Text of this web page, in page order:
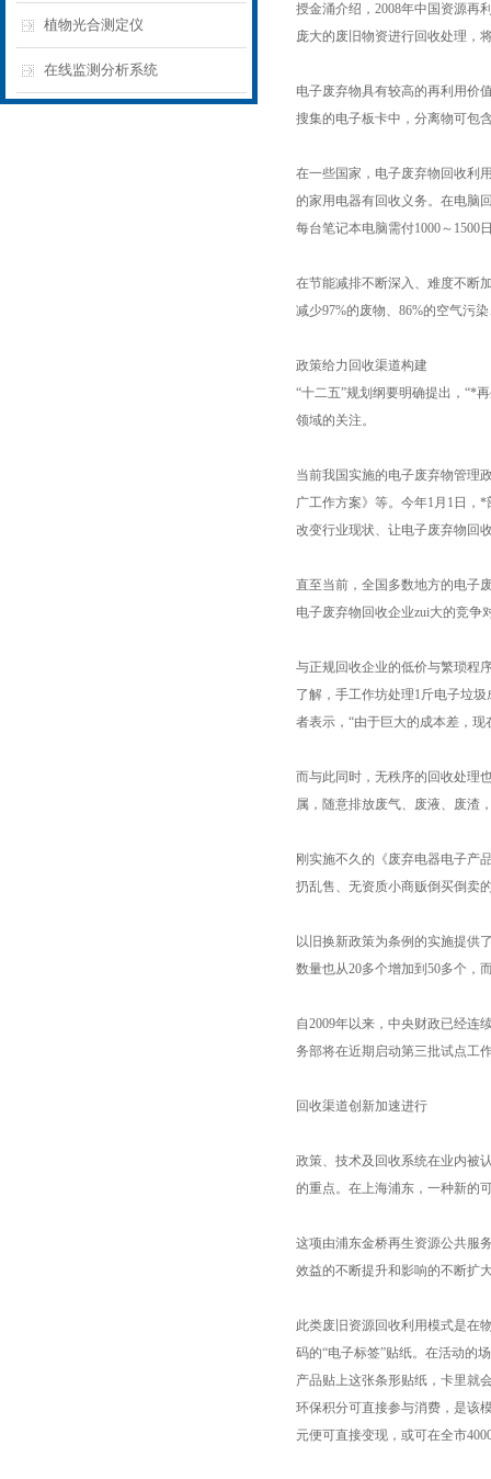
植物光合测定仪
在线监测分析系统
授金涌介绍，2008年中国资源再
庞大的废旧物资进行回收处理，
电子废弃物具有较高的再利用价
搜集的电子板卡中，分离物可包
在一些国家，电子废弃物回收利
的家用电器有回收义务。在电脑
每台笔记本电脑需付1000～1500
在节能减排不断深入、难度不断
减少97%的废物、86%的空气污
政策给力回收渠道构建
“十二五”规划纲要明确提出，“*
领域的关注。
当前我国实施的电子废弃物管理
广工作方案》等。今年1月1日，
改变行业现状、让电子废弃物回
直至当前，全国多数地方的电子
电子废弃物回收企业zui大的竞争
与正规回收企业的低价与繁琐程
了解，手工作坊处理1斤电子垃
者表示，“由于巨大的成本差，
而与此同时，无秩序的回收处理
属，随意排放废气、废液、废渣
刚实施不久的《废弃电器电子产
扔乱售、无资质小商贩倒买倒卖
以旧换新政策为条例的实施提供
数量也从20多个增加到50多个，
自2009年以来，中央财政已经连
务部将在近期启动第三批试点工
回收渠道创新加速进行
政策、技术及回收系统在业内被
的重点。在上海浦东，一种新的
这项由浦东金桥再生资源公共服
效益的不断提升和影响的不断扩
此类废旧资源回收利用模式是在
码的“电子标签”贴纸。在活动的
产品贴上这张条形贴纸，卡里就
环保积分可直接参与消费，是该
元便可直接变现，或可在全市